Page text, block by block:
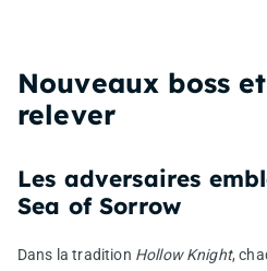
Nouveaux boss
relever
Les adversaires
Sea of Sorrow
Dans la tradition Hollow Knight,